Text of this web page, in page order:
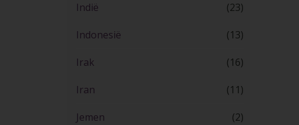
Indië (23)
Indonesië (13)
Irak (16)
Iran (11)
Jemen (2)